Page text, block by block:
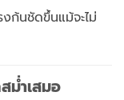
ก้นชัดขึ้นแม้จะไม่
ม่ำเสมอ